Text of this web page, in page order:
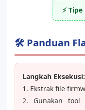
⚡
🛠️ Panduan
Langkah Eksekusi:
1. Ekstrak file
2. Gunakan tool